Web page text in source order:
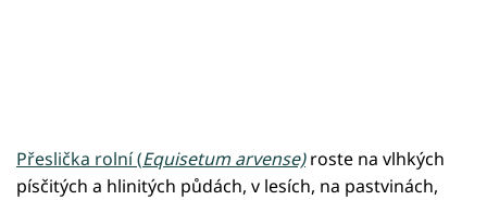
Přeslička rolní (Equisetum arvense)roste na vlhkých
písčitých a hlinitých půdách, v lesích, na pastvinách,